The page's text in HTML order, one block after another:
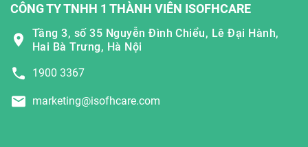
CÔNG TY TNHH 1 THÀNH VIÊN ISOFHCARE
Tầng 3, số 35 Nguyễn Đình Chiểu, Lê Đại Hành,
Hai Bà Trưng, Hà Nội
1900 3367
marketing@isofhcare.com